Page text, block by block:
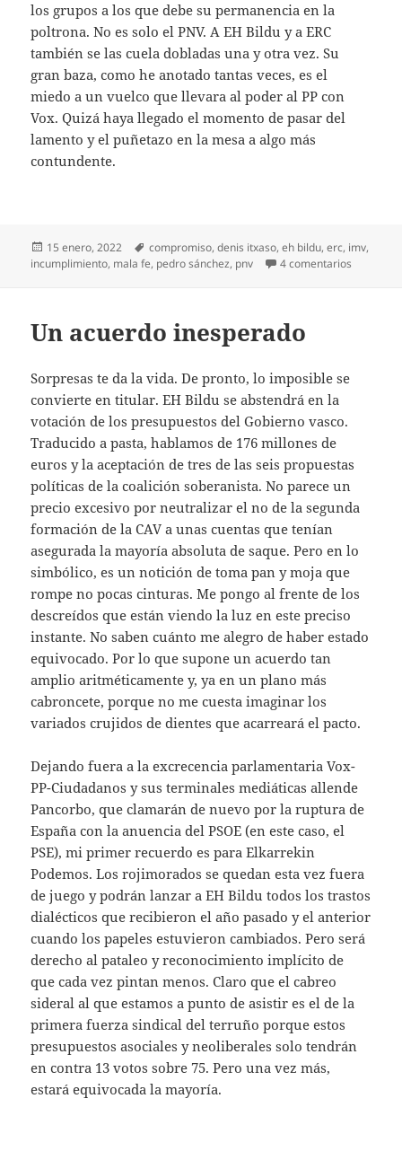
los grupos a los que debe su permanencia en la
poltrona. No es solo el PNV. A EH Bildu y a ERC
también se las cuela dobladas una y otra vez. Su
gran baza, como he anotado tantas veces, es el
miedo a un vuelco que llevara al poder al PP con
Vox. Quizá haya llegado el momento de pasar del
lamento y el puñetazo en la mesa a algo más
contundente.
Publicado
el
15 enero, 2022 Etiquetas
compromiso,denis itxaso,eh bildu,erc, imv,
incumplimiento, mala fe, pedro sánchez, pnv 4 comentarios
Un acuerdo inesperado
Sorpresas te da la vida. De pronto, lo imposible se
convierte en titular. EH Bildu se abstendrá en la
votación de los presupuestos del Gobierno vasco.
Traducido a pasta, hablamos de 176 millones de
euros y la aceptación de tres de las seis propuestas
políticas de la coalición soberanista. No parece un
precio excesivo por neutralizar el no de la segunda
formación de la CAV a unas cuentas que tenían
asegurada la mayoría absoluta de saque. Pero en lo
simbólico, es un notición de toma pan y moja que
rompe no pocas cinturas. Me pongo al frente de los
descreídos que están viendo la luz en este preciso
instante. No saben cuánto me alegro de haber estado
equivocado. Por lo que supone un acuerdo tan
amplio aritméticamente y, ya en un plano más
cabroncete, porque no me cuesta imaginar los
variados crujidos de dientes que acarreará el pacto.
Dejando fuera a la excrecencia parlamentaria Vox-
PP-Ciudadanos y sus terminales mediáticas allende
Pancorbo, que clamarán de nuevo por la ruptura de
España con la anuencia del PSOE (en este caso, el
PSE), mi primer recuerdo es para Elkarrekin
Podemos. Los rojimorados se quedan esta vez fuera
de juego y podrán lanzar a EH Bildu todos los trastos
dialécticos que recibieron el año pasado y el anterior
cuando los papeles estuvieron cambiados. Pero será
derecho al pataleo y reconocimiento implícito de
que cada vez pintan menos. Claro que el cabreo
sideral al que estamos a punto de asistir es el de la
primera fuerza sindical del terruño porque estos
presupuestos asociales y neoliberales solo tendrán
en contra 13 votos sobre 75. Pero una vez más,
estará equivocada la mayoría.